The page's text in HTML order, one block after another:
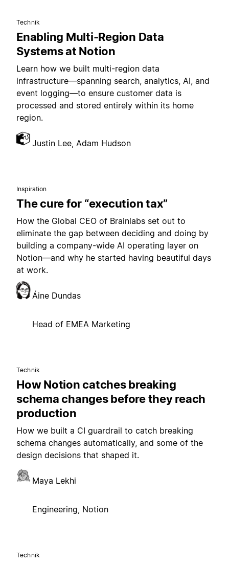
Technik
Enabling Multi-Region Data
Systems at Notion
Learn how we built multi-region data
infrastructure—spanning search, analytics, AI, and
event logging—to ensure customer data is
processed and stored entirely within its home
region.
Justin Lee, Adam Hudson
Inspiration
The cure for “execution tax”
How the Global CEO of Brainlabs set out to
eliminate the gap between deciding and doing by
building a company-wide AI operating layer on
Notion—and why he started having beautiful days
at work.
Áine Dundas
Head of EMEA Marketing
Technik
How Notion catches breaking
schema changes before they reach
production
How we built a CI guardrail to catch breaking
schema changes automatically, and some of the
design decisions that shaped it.
Maya Lekhi
Engineering, Notion
Technik